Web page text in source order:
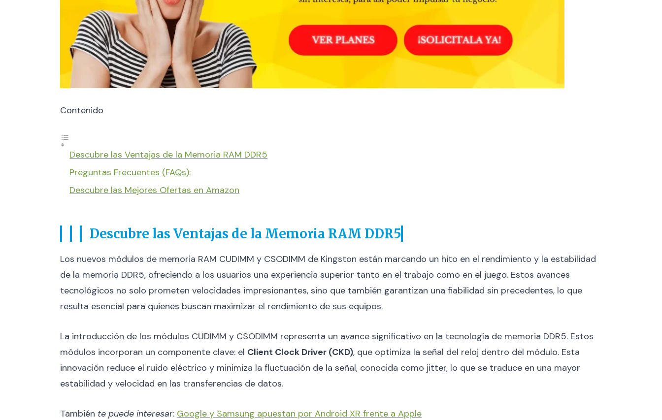
Contenido
Descubre las Ventajas de la Memoria RAM DDR5
Preguntas Frecuentes (FAQs):
Descubre las Mejores Ofertas en Amazon
Descubre las Ventajas de la Memoria RAM DDR5
Los nuevos módulos de memoria RAM CUDIMM y CSODIMM de Kingston están marcando un hito en el rendimiento y la estabilidad
de la memoria DDR5, ofreciendo a los usuarios una experiencia superior tanto en el trabajo como en el juego. Estos avances
tecnológicos no solo prometen velocidades impresionantes, sino que también garantizan una fiabilidad sin precedentes, lo que
resulta esencial para quienes buscan maximizar el rendimiento de sus equipos.
La introducción de los módulos CUDIMM y CSODIMM representa un avance significativo en la tecnología de memoria DDR5. Estos
módulos incorporan un componente clave: el Client Clock Driver (CKD), que optimiza la señal del reloj dentro del módulo. Esta
innovación reduce el ruido eléctrico y minimiza la fluctuación de la señal, conocida como jitter, lo que se traduce en una mayor
estabilidad y velocidad en las transferencias de datos.
También te puede interesar: Google y Samsung apuestan por Android XR frente a Apple